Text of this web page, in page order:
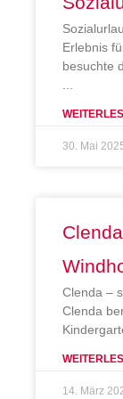
Erlebnis
besuchte
30. Mai
Clenda –
Clenda
14. März